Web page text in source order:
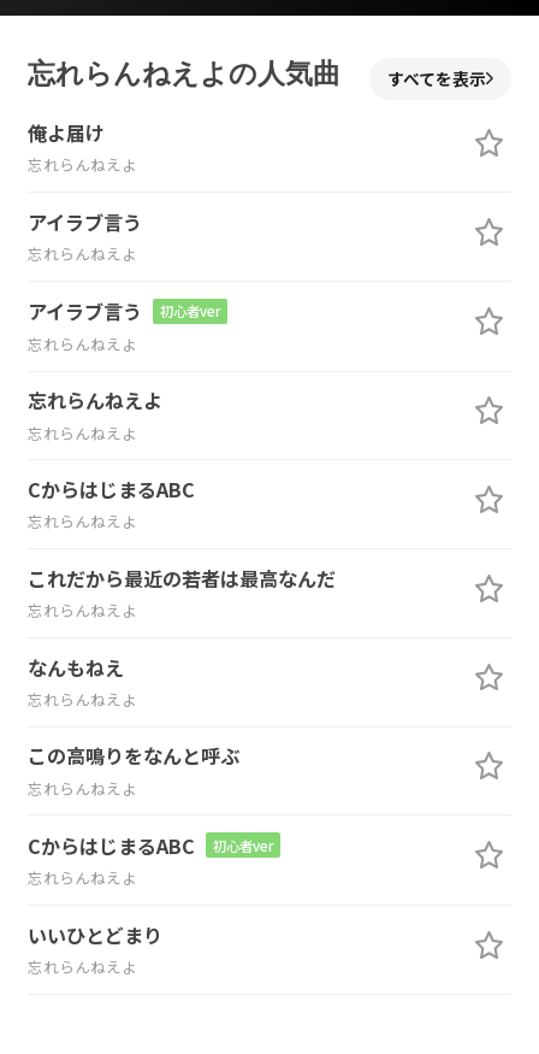
忘れらんねえよの人気曲 すべてを表示
俺よ届け
忘れらんねえよ
アイラブ言う
忘れらんねえよ
アイラブ言う 初心者ver
忘れらんねえよ
忘れらんねえよ
忘れらんねえよ
CからはじまるABC
忘れらんねえよ
これだから最近の若者は最高なんだ
忘れらんねえよ
なんもねえ
忘れらんねえよ
この高鳴りをなんと呼ぶ
忘れらんねえよ
CからはじまるABC 初心者ver
忘れらんねえよ
いいひとどまり
忘れらんねえよ